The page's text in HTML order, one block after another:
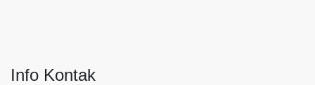
Info Kontak